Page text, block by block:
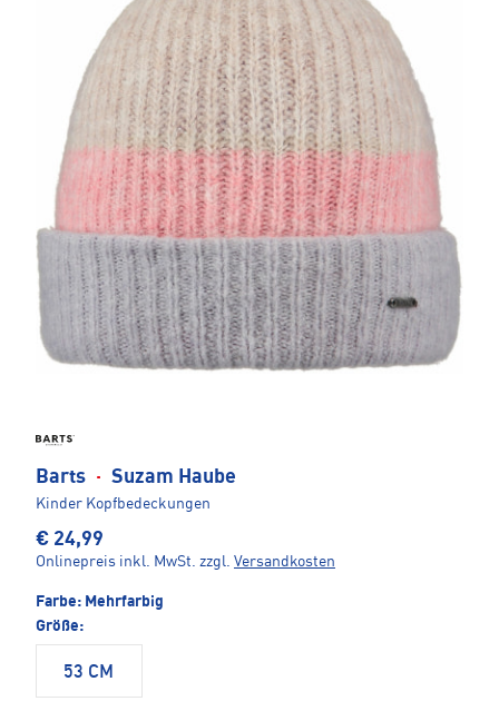
Barts · Suzam Haube
Kinder Kopfbedeckungen
€ 24,99
Onlinepreis inkl. MwSt. zzgl. Versandkosten
Farbe: Mehrfarbig
Größe:
53 CM